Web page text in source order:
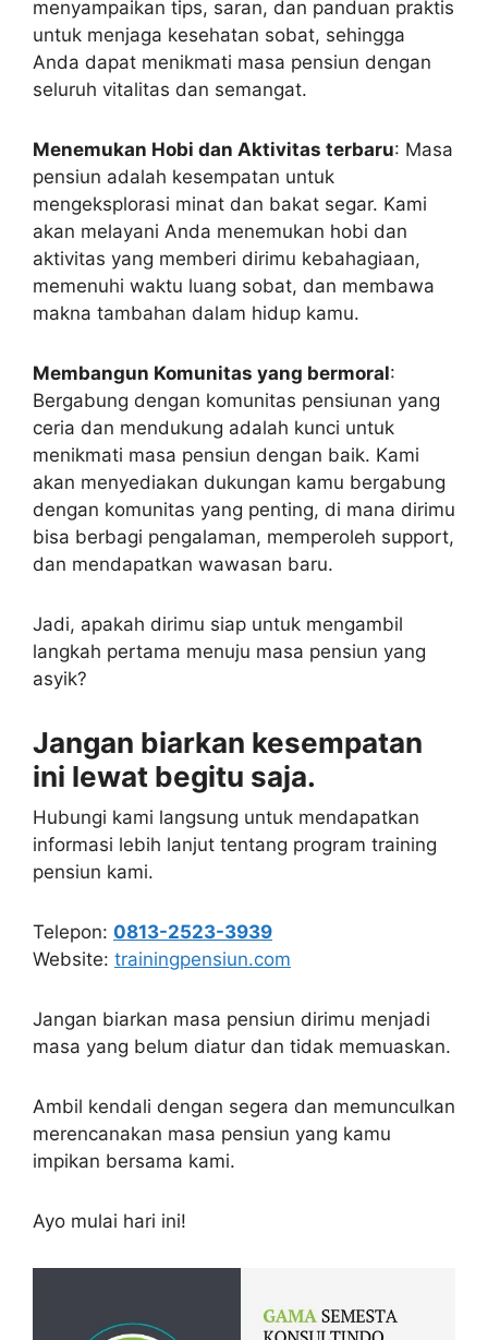
menyampaikan tips, saran, dan panduan praktis
untuk menjaga kesehatan sobat, sehingga
Anda dapat menikmati masa pensiun dengan
seluruh vitalitas dan semangat.
Menemukan Hobi dan Aktivitas terbaru: Masa
pensiun adalah kesempatan untuk
mengeksplorasi minat dan bakat segar. Kami
akan melayani Anda menemukan hobi dan
aktivitas yang memberi dirimu kebahagiaan,
memenuhi waktu luang sobat, dan membawa
makna tambahan dalam hidup kamu.
Membangun Komunitas yang bermoral:
Bergabung dengan komunitas pensiunan yang
ceria dan mendukung adalah kunci untuk
menikmati masa pensiun dengan baik. Kami
akan menyediakan dukungan kamu bergabung
dengan komunitas yang penting, di mana dirimu
bisa berbagi pengalaman, memperoleh support,
dan mendapatkan wawasan baru.
Jadi, apakah dirimu siap untuk mengambil
langkah pertama menuju masa pensiun yang
asyik?
Jangan biarkan kesempatan
ini lewat begitu saja.
Hubungi kami langsung untuk mendapatkan
informasi lebih lanjut tentang program training
pensiun kami.
Telepon: 0813-2523-3939
Website: trainingpensiun.com
Jangan biarkan masa pensiun dirimu menjadi
masa yang belum diatur dan tidak memuaskan.
Ambil kendali dengan segera dan memunculkan
merencanakan masa pensiun yang kamu
impikan bersama kami.
Ayo mulai hari ini!